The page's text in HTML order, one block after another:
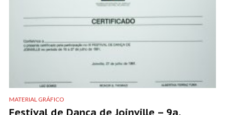
MATERIAL GRÁFICO
Festival de Dança de Joinville – 9a.